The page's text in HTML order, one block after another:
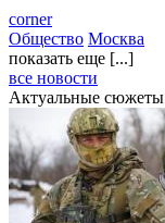
corner
Общество Москва
показать еще [...]
все новости
Актуальные сюжеты